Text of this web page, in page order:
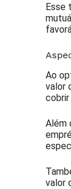
Esse
Ao
valor
cobrir
Além
valor